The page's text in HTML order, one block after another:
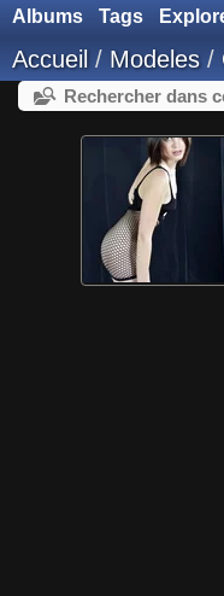
Albums Tags
Accueil / Modeles /
Rechercher dans